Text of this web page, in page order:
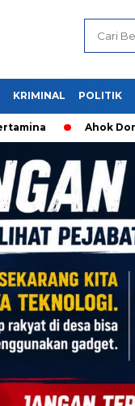
KRIMINAL POLITIK
Ahok Dorong